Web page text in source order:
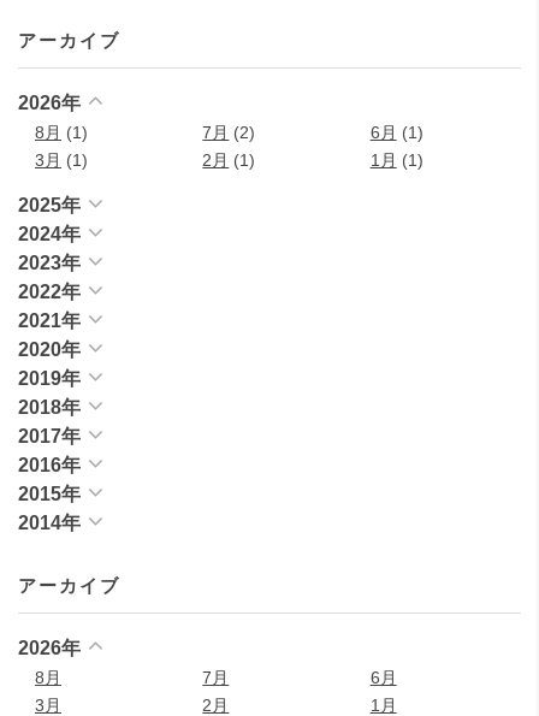
アーカイブ
2026年
8月 (1) 7月 (2) 6月 (1)
3月 (1) 2月 (1) 1月 (1)
2025年
2024年
2023年
2022年
2021年
2020年
2019年
2018年
2017年
2016年
2015年
2014年
アーカイブ
2026年
8月 7月
6月
3月
2月 1月